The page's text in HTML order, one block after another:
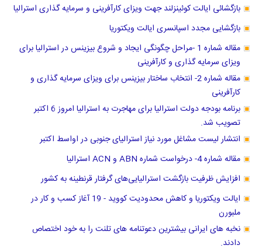
بازگشائی ایالت کوئینزلند جهت ویزای کارآفرینی و سرمایه گذاری استرالیا
بازگشایی مجدد اسپانسری ایالت ویکتوریا
مقاله شماره 1 -مراحل چگونگی ایجاد و شروع بیزینس در استرالیا برای
ویزای سرمایه گذاری و کارآفرینی
مقاله شماره 2- انتخاب ساختار بیزینس برای ویزای سرمایه گذاری و
کارآفرینی
برنامه بودجه دولت استرالیا برای مهاجرت به استرالیا امروز 6 اکتبر
تصویب شد.
انتشار لیست مشاغل مورد نیاز استرالیای جنوبی در اواسط اکتبر
مقاله شماره 4- درخواست شماره ABN و ACN استرالیا
افزایش ظرفیت بازگشت استرالیایی‌های گرفتار قرنطینه به کشور
ایالت ویکتوریا و کاهش محدودیت کووید - 19 آغاز کسب و کار در
ملبورن
نخبه های ایرانی بیشترین دعوتنامه های تلنت را به خود اختصاص
دادند.